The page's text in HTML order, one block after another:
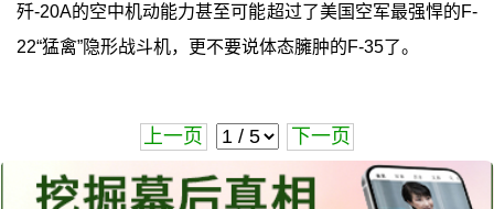
歼-20A的空中机动能力甚至可能超过了美国空军最强悍的F-
22“猛禽”隐形战斗机，更不要说体态臃肿的F-35了。
上一页 下一页